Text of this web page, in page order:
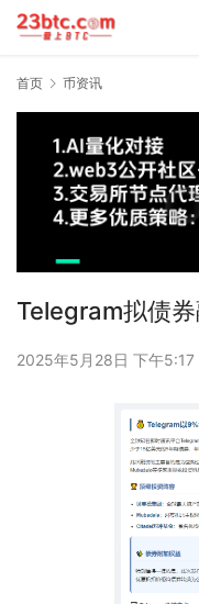
首页 币资讯
Telegram拟债
2025年5月28日 下午5:17